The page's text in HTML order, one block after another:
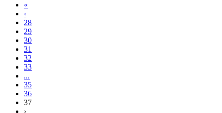
«
‹
28
29
30
31
32
33
...
35
36
37